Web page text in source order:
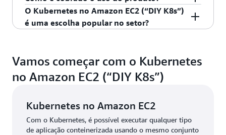
end (HTML/JavaScript), serviços Web
(solicitação-resposta), processadores de back-end
O Kubernetes é um software de código aberto
que está disponível para todos.Se você planeja
O Kubernetes no Amazon EC2 (“DIY K8s”)
é uma escolha popular no setor?
geralmente não é recomendada para a maioria
das organizações devido à complexidade e aos
recursos necessários para autogerenciar o
Vamos começar com o Kubernetes
no Amazon EC2 (“DIY K8s”)
Kubernetes no Amazon EC2
Com o Kubernetes, é possível executar qualquer tipo
de aplicação conteinerizada usando o mesmo conjunto